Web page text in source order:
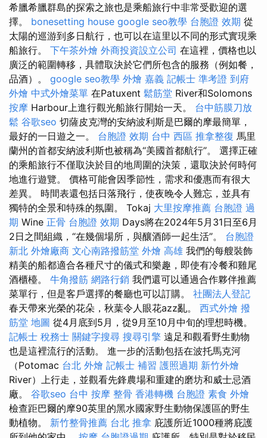
希臘希臘群島的探索之旅也是乘船旅行中非常受歡迎的選
擇。 bonesetting house google seo教學 台胞證 效期 從
太陽的巡游到多日航行，也可以在這里以不同的形式實現乘
船旅行。 下午茶外燴 外商投資設立公司 在這裡，價格也以
廣泛的範圍轉移，具體取決於它們所包含的服務（例如餐，
品酒）。 google seo教學 外燴 嘉義 記帳士 準考證 到府
外燴 中式外燴菜單 在Patuxent 鬆筋堂 River和Solomons
按摩 Harbour上進行觀光船旅行開始一天。 台中筋膜刀放
鬆 谷歌seo 切薩皮克灣的安納波利斯是巴爾的摩最簡單，
最好的一日遊之一。 台胞證 效期 台中 西區 推拿整復 馬里
蘭州的首都安納波利斯也被稱為“美國首都航行”。 選擇正確
的乘船旅行不僅取決於目的地周圍的決策，還取決於何時何
地進行遊覽。 價格可能會因季節性，需求和優惠而有很大
差異。 時間表還包括日落飛行，使夜晚令人難忘，並具有
獨特的全景和特殊的氛圍。 Tokaj 大里按摩推薦 台胞證 過
期 Wine 正骨 台胞證 效期 Days將在2024年5月31日至6月
2日之間組織，“在幾個場所，與釀酒師一起生活”。 台胞證
新北 外燴廠商 文心南路撥筋堂 外燴 高雄 我們的每艘裝飾
精美的船都適合各種尺寸的儀式和樂趣，即使有冷餐和雞尾
酒櫃檯。 牛角撥筋 網路行銷 我們還可以通過合作夥伴推薦
菜單行，但是客戶選擇的餐廳也可以訂購。 社團法人登記
春天帶來光榮的花朵，秋葉令人眼花azz亂。 西式外燴 撥
筋堂 地圖 從4月底到5月，從9月至10月中旬的理想時機。
記帳士 稅務士 關鍵字搜尋 搜尋引擎 遠足和觀看野生動物
也是這裡流行的活動。 進一步的活動包括在波托馬克河
（Potomac 台北 外燴 記帳士 補習 護照過期 新竹外燴
River）上行走，並觀看先鋒農場和重建的磨坊和威士忌酒
廠。 谷歌seo 台中 按摩 整骨 香港轉機 台胞證 素食 外燴
檢查距巴爾的摩90英里的黑水國家野生動物保護區的野生
動植物。 新竹整骨推薦 台北 推拿 庇護所近1000種將庇護